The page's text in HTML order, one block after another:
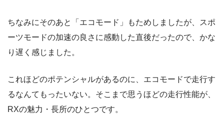
ちなみにそのあと「エコモード」もためしましたが、スポ
ーツモードの加速の良さに感動した直後だったので、かな
り遅く感じました。
これほどのポテンシャルがあるのに、エコモードで走行す
るなんてもったいない。そこまで思うほどの走行性能が、
RXの魅力・長所のひとつです。